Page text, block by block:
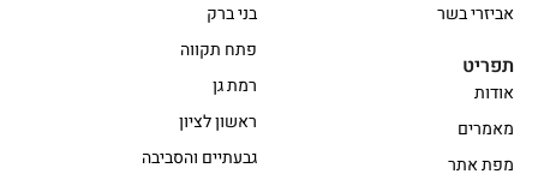
בני ברק
פתח תקווה
רמת גן
ראשון לציון
גבעתיים והסביבה
אביזרי בשר
תפריט
אודות
מאמרים
מפת אתר